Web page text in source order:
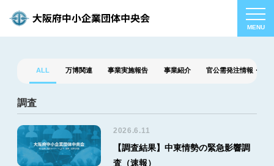
ALL 万博関連 事業実施報告 事業紹介 官公需発注情報・補
調査
2026.6.11
【調査結果】中東情勢の緊急影響調
査（速報）